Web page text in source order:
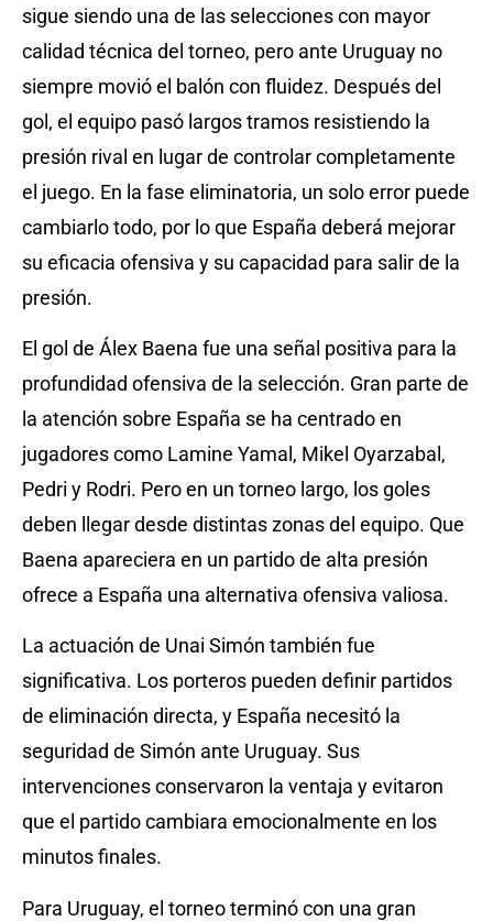
sigue siendo una de las selecciones con mayor
calidad técnica del torneo, pero ante Uruguay no
siempre movió el balón con fluidez. Después del
gol, el equipo pasó largos tramos resistiendo la
presión rival en lugar de controlar completamente
el juego. En la fase eliminatoria, un solo error puede
cambiarlo todo, por lo que España deberá mejorar
su eficacia ofensiva y su capacidad para salir de la
presión.
El gol de Álex Baena fue una señal positiva para la
profundidad ofensiva de la selección. Gran parte de
la atención sobre España se ha centrado en
jugadores como Lamine Yamal, Mikel Oyarzabal,
Pedri y Rodri. Pero en un torneo largo, los goles
deben llegar desde distintas zonas del equipo. Que
Baena apareciera en un partido de alta presión
ofrece a España una alternativa ofensiva valiosa.
La actuación de Unai Simón también fue
significativa. Los porteros pueden definir partidos
de eliminación directa, y España necesitó la
seguridad de Simón ante Uruguay. Sus
intervenciones conservaron la ventaja y evitaron
que el partido cambiara emocionalmente en los
minutos finales.
Para Uruguay, el torneo terminó con una gran